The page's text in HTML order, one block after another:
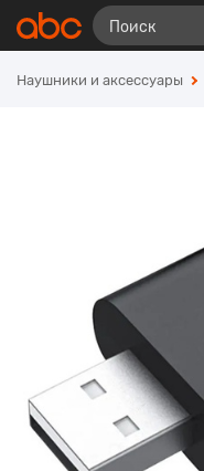
Наушники и аксессуары